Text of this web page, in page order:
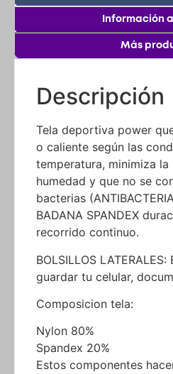
Información
Más
Descripción
Tela deportiva power
o caliente según las
temperatura, minimiza
humedad y que no se
bacterias
BADANA SPANDEX
recorrido continuo.
BOLSILLOS
guardar tu celular,
Composicion tela:
Nylon 80%
Spandex 20%
Estos componentes